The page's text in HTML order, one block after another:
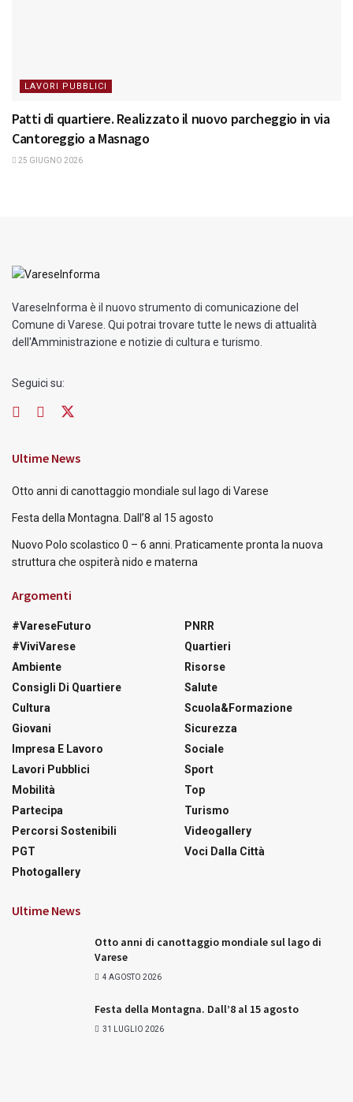
LAVORI PUBBLICI
Patti di quartiere. Realizzato il nuovo parcheggio in via
Cantoreggio a Masnago
25 GIUGNO 2026
VareseInforma è il nuovo strumento di comunicazione del
Comune di Varese. Qui potrai trovare tutte le news di attualità
dell'Amministrazione e notizie di cultura e turismo.
Seguici su:
Ultime News
Otto anni di canottaggio mondiale sul lago di Varese
Festa della Montagna. Dall’8 al 15 agosto
Nuovo Polo scolastico 0 – 6 anni. Praticamente pronta la nuova
struttura che ospiterà nido e materna
Argomenti
#VareseFuturo
#ViviVarese
Ambiente
Consigli Di Quartiere
Cultura
Giovani
Impresa E Lavoro
Lavori Pubblici
Mobilità
Partecipa
Percorsi Sostenibili
PGT
Photogallery
PNRR
Quartieri
Risorse
Salute
Scuola&Formazione
Sicurezza
Sociale
Sport
Top
Turismo
Videogallery
Voci Dalla Città
Ultime News
Otto anni di canottaggio mondiale sul lago di
Varese
4 AGOSTO 2026
Festa della Montagna. Dall’8 al 15 agosto
31 LUGLIO 2026